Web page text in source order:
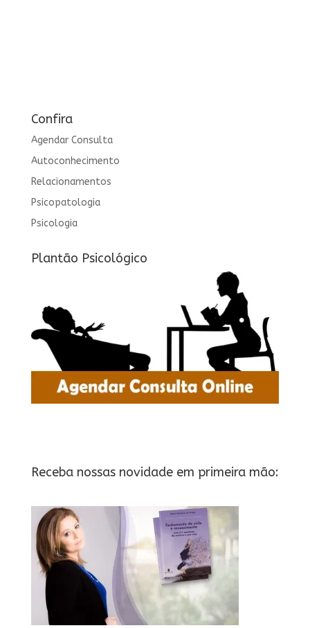
Confira
Agendar Consulta
Autoconhecimento
Relacionamentos
Psicopatologia
Psicologia
Plantão Psicológico
Receba nossas novidade em primeira mão: